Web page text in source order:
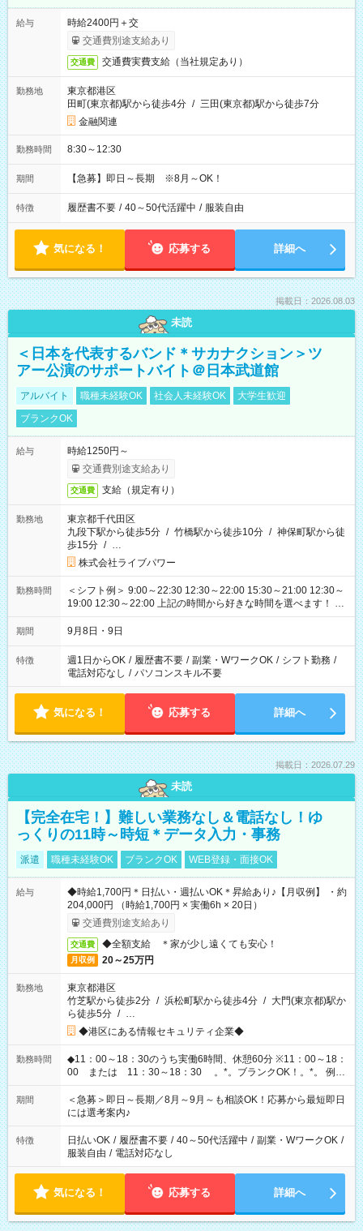
給与
時給2400円＋交
交通費別途支給あり
交通費 交通費実費支給（当社規定あり）
勤務地
東京都港区
田町(東京都)駅から徒歩4分 / 三田(東京都)駅から徒歩7分
金融関連
勤務時間 8:30～12:30
期間 【急募】即日～長期 ※8月～OK！
特徴 履歴書不要 / 40～50代活躍中 / 服装自由
気になる！ 応募する 詳細へ
掲載日：2026.08.03
未読
＜日本を代表するバンド＊サカナクション＞ツ
アー公演のサポートバイト＠日本武道館
アルバイト 職種未経験OK 社会人未経験OK
大学生歓迎
ブランクOK
給与
時給1250円～
交通費別途支給あり
交通費 支給（規定有り）
勤務地
東京都千代田区
九段下駅から徒歩5分 / 竹橋駅から徒歩10分 / 神保町駅から徒
歩15分 / …
株式会社ライブパワー
勤務時間
＜シフト例＞ 9:00～22:30 12:30～22:00 15:30～21:00 12:30～
19:00 12:30～22:00 上記の時間から好きな時間を選べます！ ※
時間は変更となる可能性があります
期間 9月8日・9日
特徴 週1日からOK / 履歴書不要 / 副業・WワークOK / シフト勤務 /
電話対応なし / パソコンスキル不要
気になる！ 応募する 詳細へ
掲載日：2026.07.29
未読
【完全在宅！】難しい業務なし＆電話なし！ゆ
っくりの11時～時短＊データ入力・事務
派遣 職種未経験OK ブランクOK WEB登録・面接OK
給与
◆時給1,700円＊日払い・週払いOK＊昇給あり♪【月収例】 ・約
204,000円 （時給1,700円 × 実働6h × 20日）
交通費別途支給あり
交通費 ◆全額支給 ＊家が少し遠くても安心！
月収例 20～25万円
勤務地
東京都港区
竹芝駅から徒歩2分 / 浜松町駅から徒歩4分 / 大門(東京都)駅か
ら徒歩5分 / …
◆港区にある情報セキュリティ企業◆
勤務時間
◆11：00～18：30のうち実働6時間、休憩60分 ※11：00～18：
00 または 11：30～18：30 。*。ブランクOK！。*。 例え
ば前職が、 在宅/財団法人/事務/コールセンター/受付/販売/カフェ
スタッフ スイーツ販売/ホテルフロント/化粧品販売/など 様々な
業界から入社して活躍されています♪
期間
＜急募＞即日～長期／8月～9月～も相談OK！応募から最短即日
には選考案内♪
特徴 日払いOK / 履歴書不要 / 40～50代活躍中 / 副業・WワークOK /
服装自由 / 電話対応なし
気になる！ 応募する 詳細へ